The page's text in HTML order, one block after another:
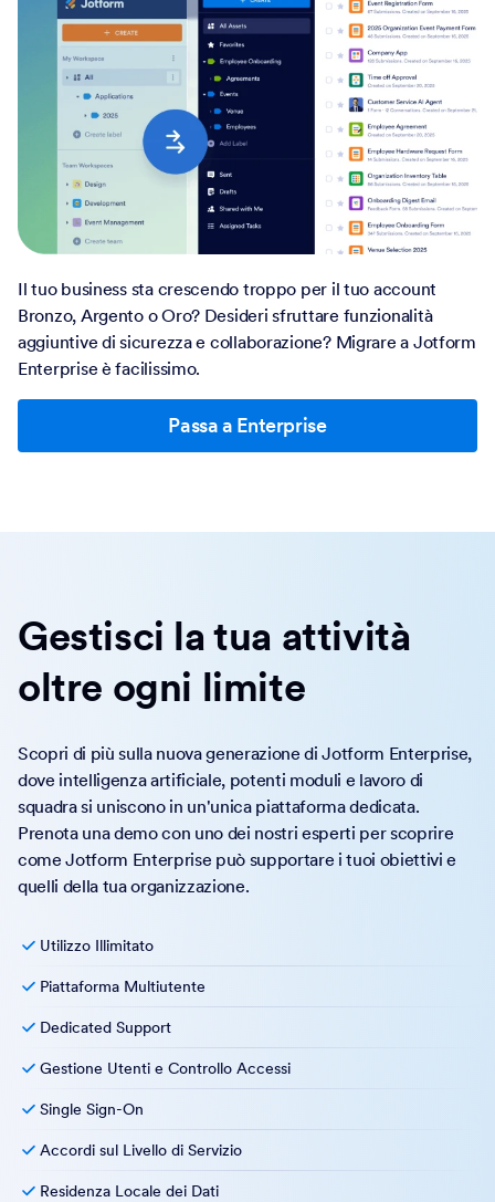
Il tuo business sta crescendo troppo per il tuo account
Bronzo, Argento o Oro? Desideri sfruttare funzionalità
aggiuntive di sicurezza e collaborazione? Migrare a Jotform
Enterprise è facilissimo.
Passa a Enterprise
Gestisci la tua attività
oltre ogni limite
dove intelligenza artificiale, potenti moduli e lavoro di
squadra si uniscono in un'unica piattaforma dedicata.
Prenota una demo con uno dei nostri esperti per scoprire
come Jotform Enterprise può supportare i tuoi obiettivi e
quelli della tua organizzazione.
Gestione Utenti e Controllo Accessi
Accordi sul Livello di Servizio